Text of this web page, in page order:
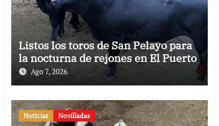
Listos los toros de San Pelayo para
la nocturna de rejones en El Puerto
Ago 7, 2026
Noticias Novilladas